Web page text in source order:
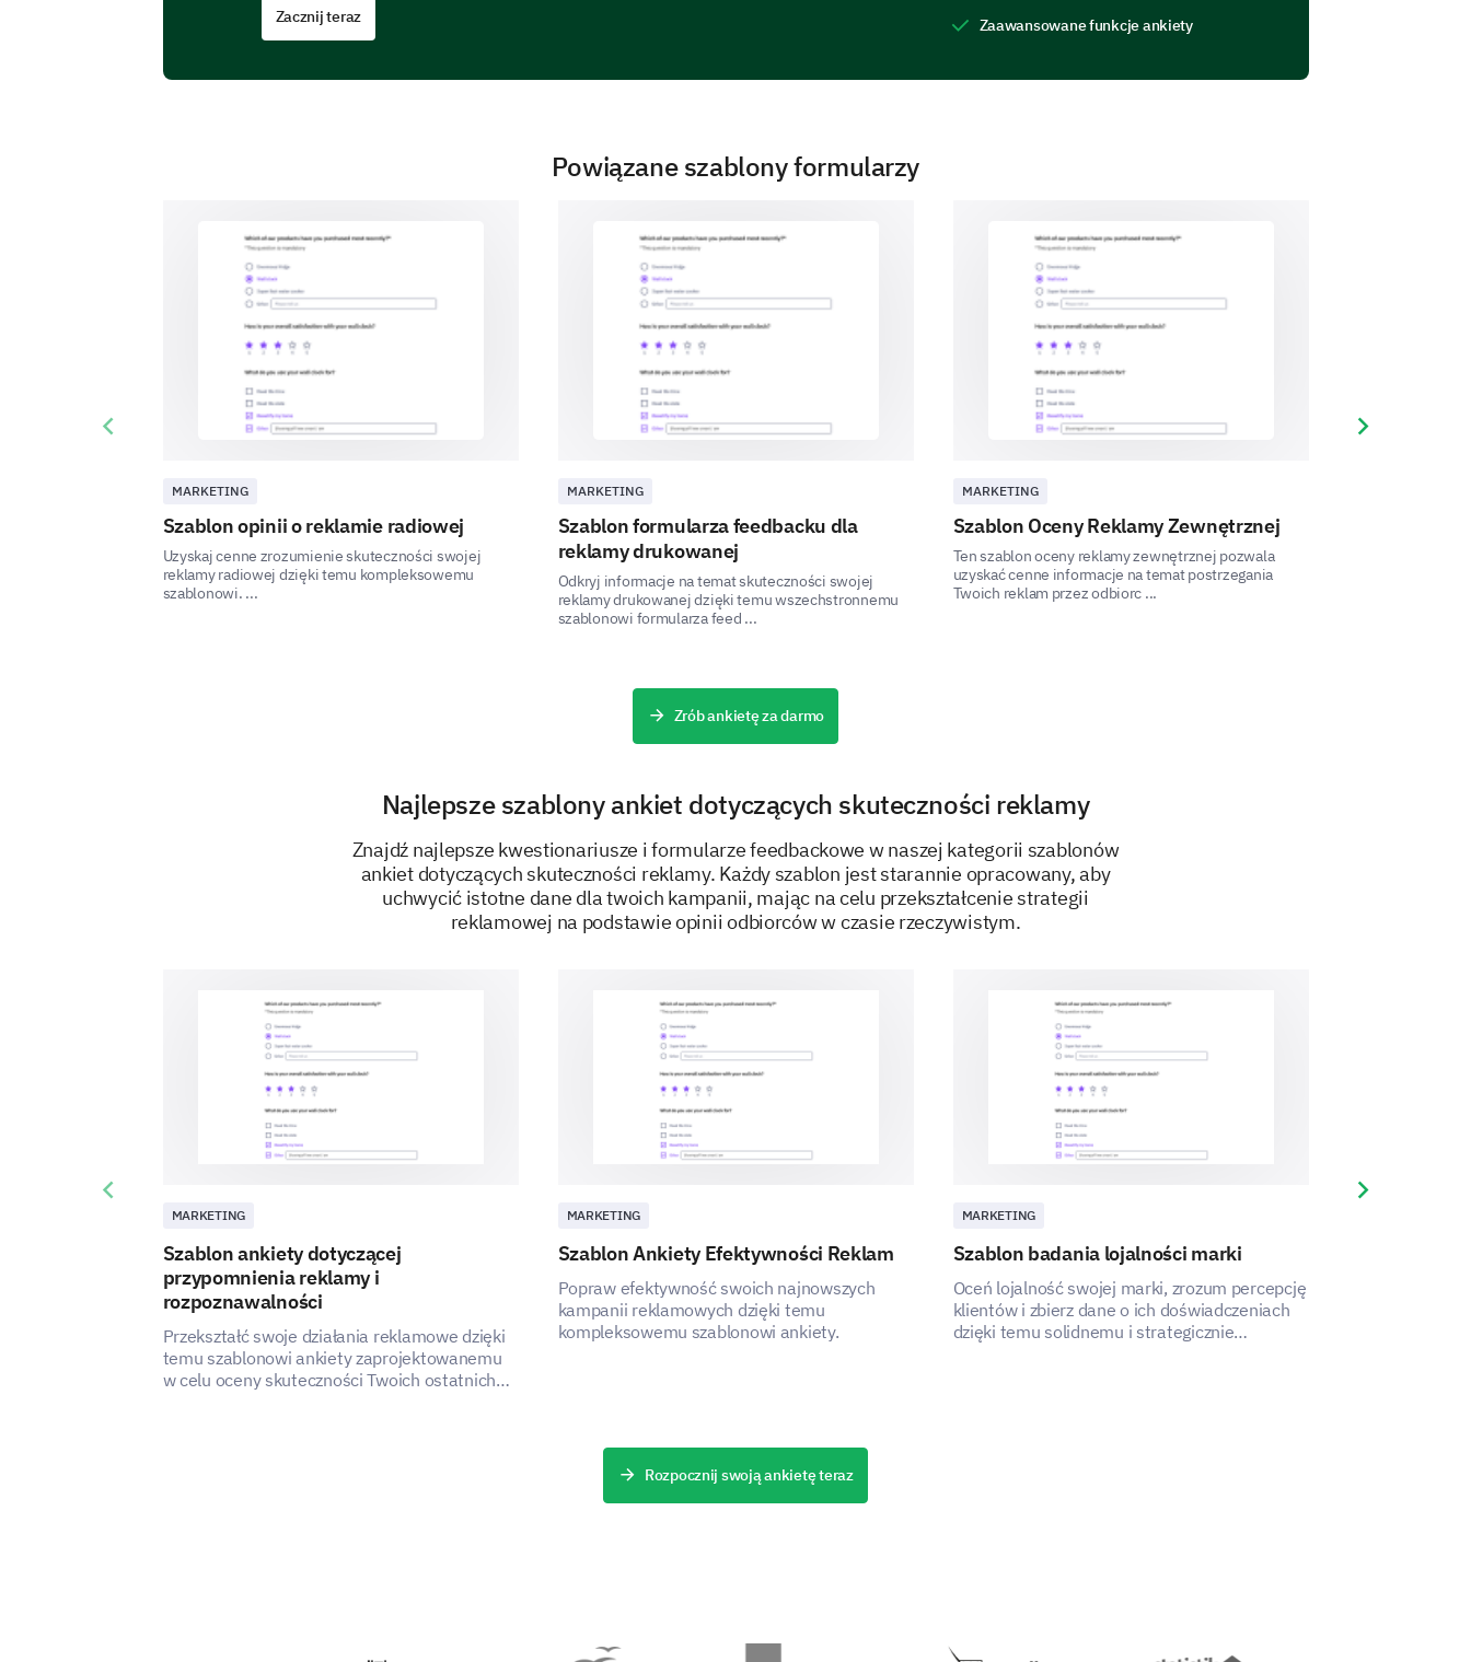
Product features highlighted
Testimonials/Reviews shared
Sense of urgency created
Liked the visual presentation
In your own words, what would make our social media advertisements more
appealing to you?
Would you prefer to see more of the following in our social media ads?
Yes Uncertain
Tutorial videos
Customer testimonials
Product benefits
Brand story
ZASILANE PRZEZ
Zacznij teraz
Zaawansowane funkcje ankiety
Powiązane szablony formularzy
MARKETING
Szablon opinii o reklamie radiowej
Uzyskaj cenne zrozumienie skuteczności swojej
reklamy radiowej dzięki temu kompleksowemu
szablonowi. ...
MARKETING
Szablon formularza feedbacku dla
reklamy drukowanej
Odkryj informacje na temat skuteczności swojej
reklamy drukowanej dzięki temu wszechstronnemu
szablonowi formularza feed ...
MARKETING
Szablon Oceny Reklamy Zewnętrznej
Ten szablon oceny reklamy zewnętrznej pozwala
uzyskać cenne informacje na temat postrzegania
Twoich reklam przez odbiorc ...
Previous slide Next slide
Zrób ankietę za darmo
Najlepsze szablony ankiet dotyczących skuteczności reklamy
Znajdź najlepsze kwestionariusze i formularze feedbackowe w naszej kategorii szablonów
ankiet dotyczących skuteczności reklamy. Każdy szablon jest starannie opracowany, aby
uchwycić istotne dane dla twoich kampanii, mając na celu przekształcenie strategii
reklamowej na podstawie opinii odbiorców w czasie rzeczywistym.
MARKETING
Szablon ankiety dotyczącej
przypomnienia reklamy i
rozpoznawalności
Przekształć swoje działania reklamowe dzięki
temu szablonowi ankiety zaprojektowanemu
w celu oceny skuteczności Twoich ostatnich
MARKETING
Szablon Ankiety Efektywności Reklam
Popraw efektywność swoich najnowszych
kampanii reklamowych dzięki temu
kompleksowemu szablonowi ankiety.
MARKETING
Szablon badania lojalności marki
Oceń lojalność swojej marki, zrozum percepcję
klientów i zbierz dane o ich doświadczeniach
dzięki temu solidnemu i strategicznie
Previous slide Next slide
Rozpocznij swoją ankietę teraz